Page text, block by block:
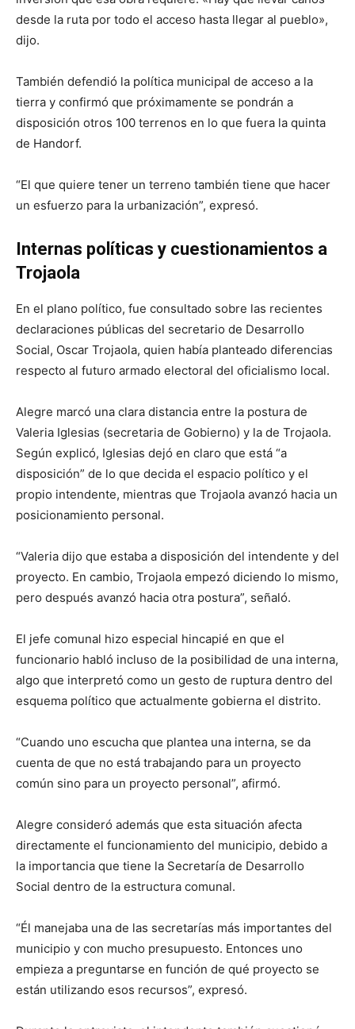
desde la ruta por todo el acceso hasta llegar al pueblo»,
dijo.
También defendió la política municipal de acceso a la
tierra y confirmó que próximamente se pondrán a
disposición otros 100 terrenos en lo que fuera la quinta
de Handorf.
“El que quiere tener un terreno también tiene que hacer
un esfuerzo para la urbanización”, expresó.
Internas políticas y cuestionamientos a
Trojaola
En el plano político, fue consultado sobre las recientes
declaraciones públicas del secretario de Desarrollo
Social, Oscar Trojaola, quien había planteado diferencias
respecto al futuro armado electoral del oficialismo local.
Alegre marcó una clara distancia entre la postura de
Valeria Iglesias (secretaria de Gobierno) y la de Trojaola.
Según explicó, Iglesias dejó en claro que está “a
disposición” de lo que decida el espacio político y el
propio intendente, mientras que Trojaola avanzó hacia un
posicionamiento personal.
“Valeria dijo que estaba a disposición del intendente y del
proyecto. En cambio, Trojaola empezó diciendo lo mismo,
pero después avanzó hacia otra postura”, señaló.
El jefe comunal hizo especial hincapié en que el
funcionario habló incluso de la posibilidad de una interna,
algo que interpretó como un gesto de ruptura dentro del
esquema político que actualmente gobierna el distrito.
“Cuando uno escucha que plantea una interna, se da
cuenta de que no está trabajando para un proyecto
común sino para un proyecto personal”, afirmó.
Alegre consideró además que esta situación afecta
directamente el funcionamiento del municipio, debido a
la importancia que tiene la Secretaría de Desarrollo
Social dentro de la estructura comunal.
“Él manejaba una de las secretarías más importantes del
municipio y con mucho presupuesto. Entonces uno
empieza a preguntarse en función de qué proyecto se
están utilizando esos recursos”, expresó.